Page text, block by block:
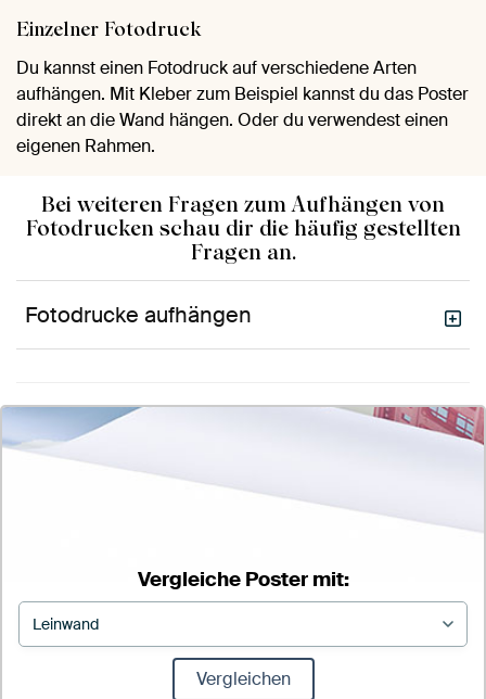
Einzelner Fotodruck
Du kannst einen Fotodruck auf verschiedene Arten
aufhängen. Mit Kleber zum Beispiel kannst du das Poster
direkt an die Wand hängen. Oder du verwendest einen
eigenen Rahmen.
Bei weiteren Fragen zum Aufhängen von
Fotodrucken schau dir die häufig gestellten
Fragen an.
Fotodrucke aufhängen
Vergleiche Poster mit:
Vergleichen